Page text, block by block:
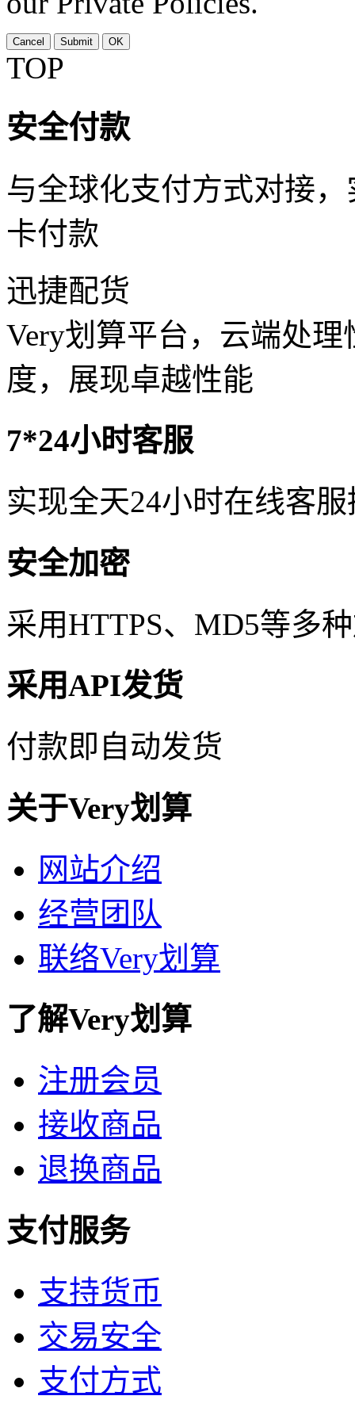
Cancel Submit OK
TOP
安全付款
与全球化支付方式对接
卡付款
迅捷配货
Very划算平台，云端处
度，展现卓越性能
7*24小时客服
实现全天24小时在线客
安全加密
采用HTTPS、MD5等多
采用API发货
付款即自动发货
关于Very划算
网站介绍
经营团队
联络Very划算
了解Very划算
注册会员
接收商品
退换商品
支付服务
支持货币
交易安全
支付方式